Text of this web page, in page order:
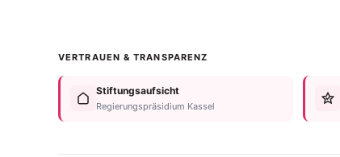
VERTRAUEN & TRANSPARENZ
Stiftungsaufsicht
Regierungspräsidium Kassel